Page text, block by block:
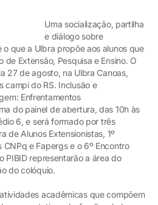
Uma socialização, partilha
e diálogo sobre
que a Ulbra propõe aos alunos que
de Extensão, Pesquisa e Ensino. O
27 de agosto, na Ulbra Canoas,
campi do RS. Inclusão e
Enfrentamentos
do painel de abertura, das 10h às
6, e será formado por três
de Alunos Extensionistas, 1º
CNPq e Fapergs e o 6º Encontro
PIBID representarão a área do
do colóquio.
acadêmicas que compõem